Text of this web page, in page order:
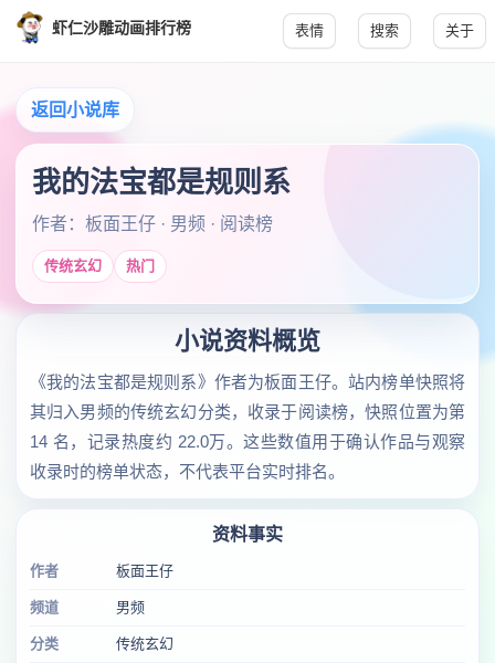
虾仁沙雕动画排行榜 表情 搜索 关于
返回小说库
我的法宝都是规则系
作者：板面王仔 · 男频 · 阅读榜
传统玄幻 热门
小说资料概览
《我的法宝都是规则系》作者为板面王仔。站内榜单快照将
其归入男频的传统玄幻分类，收录于阅读榜，快照位置为第
14 名，记录热度约 22.0万。这些数值用于确认作品与观察
收录时的榜单状态，不代表平台实时排名。
资料事实
作者 板面王仔
频道 男频
分类 传统玄幻